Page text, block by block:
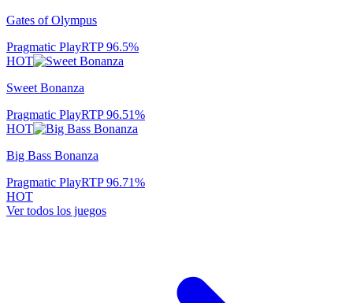
Gates of Olympus
Pragmatic PlayRTP96.5%
HOT
Sweet Bonanza
Pragmatic PlayRTP96.51%
HOT
Big Bass Bonanza
Pragmatic PlayRTP96.71%
HOT
Ver todos los juegos